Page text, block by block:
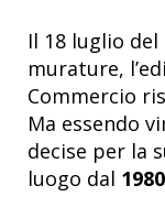
Il 18 luglio del
murature,
Commercio
Ma essendo
decise per la
luogo dal